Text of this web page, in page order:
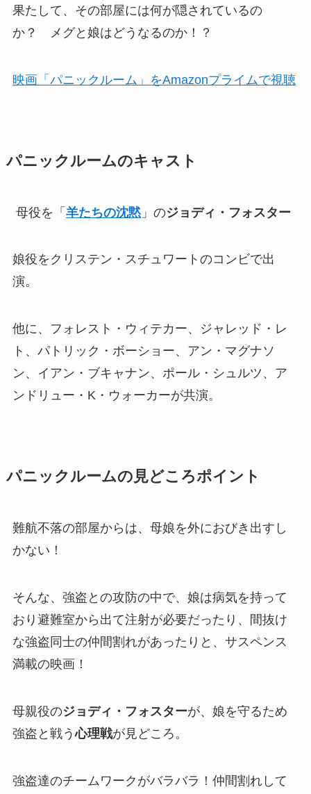
果たして、その部屋には何が隠されているの
か？ メグと娘はどうなるのか！？
映画「パニックルーム」をAmazonプライムで視聴
パニックルームのキャスト
母役を「 羊たちの沈黙」のジョディ・フォスター
娘役をクリステン・スチュワートのコンビで出
演。
他に、フォレスト・ウィテカー、ジャレッド・レ
ト、パトリック・ボーショー、アン・マグナソ
ン、イアン・ブキャナン、ポール・シュルツ、ア
ンドリュー・K・ウォーカーが共演。
パニックルームの 見どころポイント
難航不落の部屋からは、母娘を外におびき出すし
かない！
そんな、強盗との攻防の中で、娘は病気を持って
おり避難室から出て注射が必要だったり、間抜け
な強盗同士の仲間割れがあったりと、サスペンス
満載の映画！
母親役のジョディ・フォスターが、娘を守るため
強盗と戦う心理戦が見どころ。
強盗達のチームワークがバラバラ！仲間割れして